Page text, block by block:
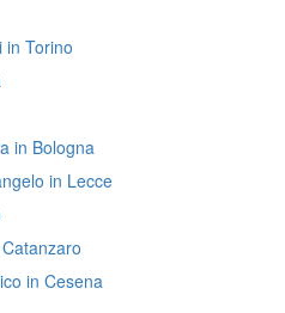
in Torino
in Bologna
in Lecce
in Cesena